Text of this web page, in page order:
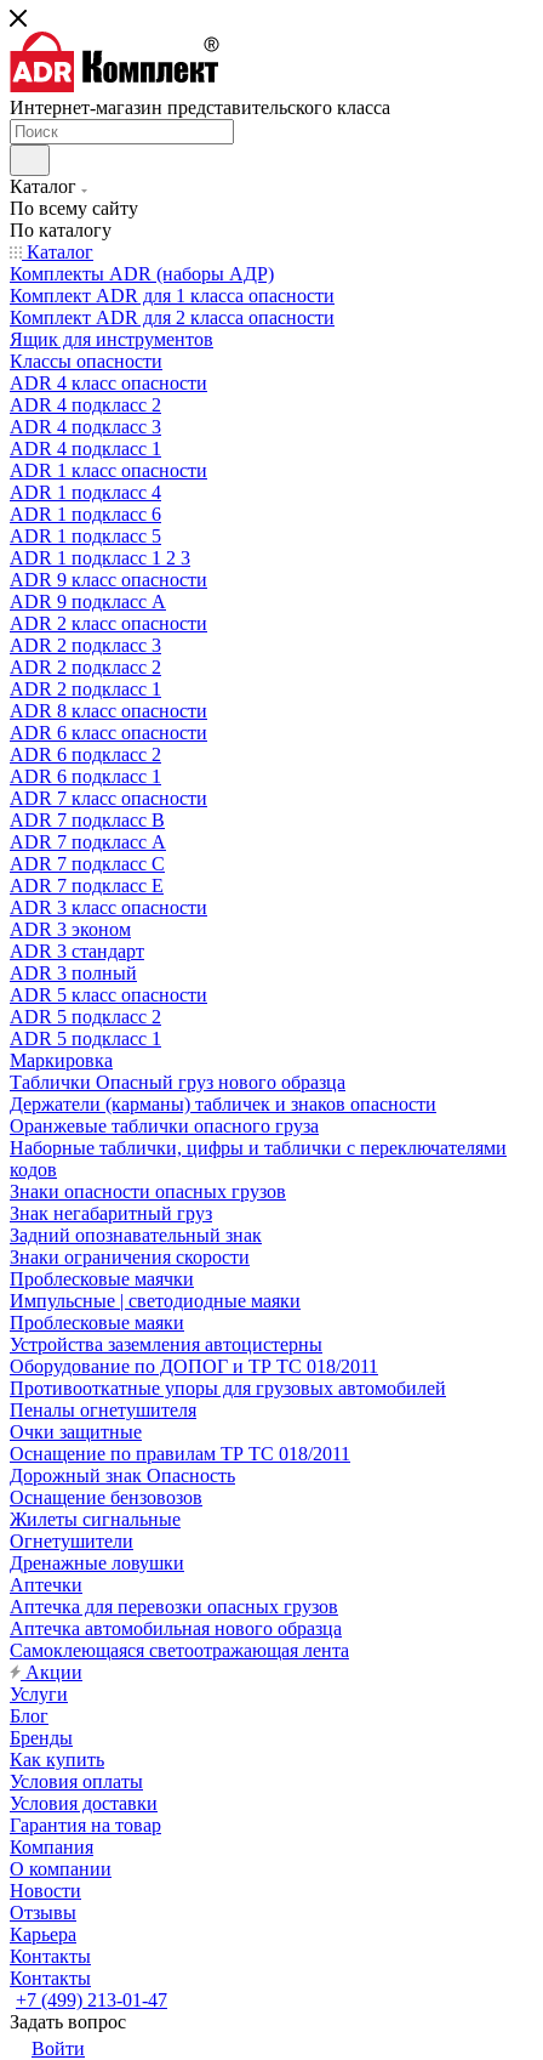
Интернет-магазин представительского класса
Каталог
По всему сайту
По каталогу
Каталог
Комплекты ADR (наборы АДР)
Комплект ADR для 1 класса опасности
Комплект ADR для 2 класса опасности
Ящик для инструментов
Классы опасности
ADR 4 класс опасности
ADR 4 подкласс 2
ADR 4 подкласс 3
ADR 4 подкласс 1
ADR 1 класс опасности
ADR 1 подкласс 4
ADR 1 подкласс 6
ADR 1 подкласс 5
ADR 1 подкласс 1 2 3
ADR 9 класс опасности
ADR 9 подкласс A
ADR 2 класс опасности
ADR 2 подкласс 3
ADR 2 подкласс 2
ADR 2 подкласс 1
ADR 8 класс опасности
ADR 6 класс опасности
ADR 6 подкласс 2
ADR 6 подкласс 1
ADR 7 класс опасности
ADR 7 подкласс B
ADR 7 подкласс A
ADR 7 подкласс C
ADR 7 подкласс E
ADR 3 класс опасности
ADR 3 эконом
ADR 3 стандарт
ADR 3 полный
ADR 5 класс опасности
ADR 5 подкласс 2
ADR 5 подкласс 1
Маркировка
Таблички Опасный груз нового образца
Держатели (карманы) табличек и знаков опасности
Оранжевые таблички опасного груза
Наборные таблички, цифры и таблички с переключателями
кодов
Знаки опасности опасных грузов
Знак негабаритный груз
Задний опознавательный знак
Знаки ограничения скорости
Проблесковые маячки
Импульсные | светодиодные маяки
Проблесковые маяки
Устройства заземления автоцистерны
Оборудование по ДОПОГ и ТР ТС 018/2011
Противооткатные упоры для грузовых автомобилей
Пеналы огнетушителя
Очки защитные
Оснащение по правилам ТР ТС 018/2011
Дорожный знак Опасность
Оснащение бензовозов
Жилеты сигнальные
Огнетушители
Дренажные ловушки
Аптечки
Аптечка для перевозки опасных грузов
Аптечка автомобильная нового образца
Самоклеющаяся светоотражающая лента
Акции
Услуги
Блог
Бренды
Как купить
Условия оплаты
Условия доставки
Гарантия на товар
Компания
О компании
Новости
Отзывы
Карьера
Контакты
Контакты
+7 (499) 213-01-47
Задать вопрос
Войти